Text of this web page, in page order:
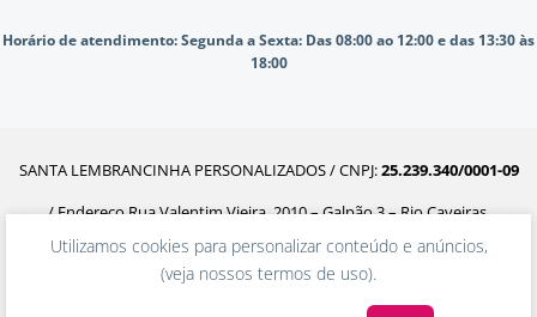
Horário de atendimento:Segunda a Sexta: Das 08:00 ao 12:00 e das 13:30 às
18:00
SANTA LEMBRANCINHA PERSONALIZADOS / CNPJ:25.239.340/0001-09
/ Endereço Rua Valentim Vieira, 2010 – Galpão 3 – Rio Caveiras,
Biguaçu – SC, 88160-302
Utilizamos cookies para personalizar conteúdo e anúncios,
(veja nossos termos de uso).